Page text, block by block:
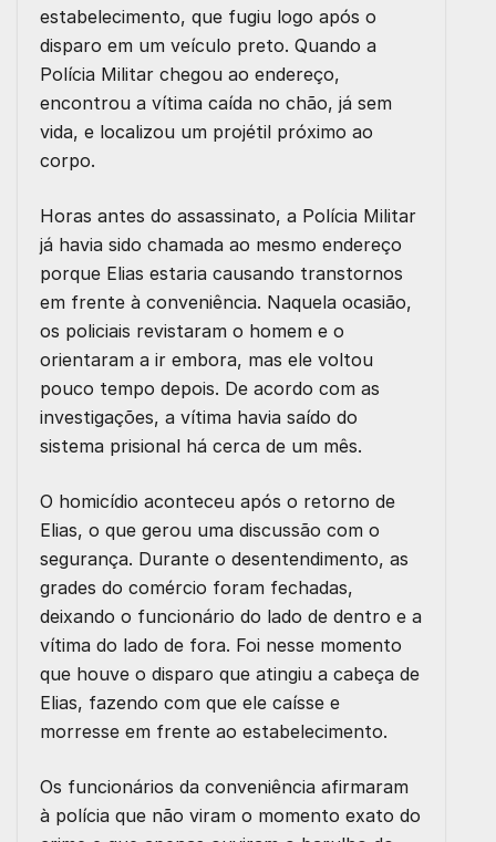
estabelecimento, que fugiu logo após o
disparo em um veículo preto. Quando a
Polícia Militar chegou ao endereço,
encontrou a vítima caída no chão, já sem
vida, e localizou um projétil próximo ao
corpo.
Horas antes do assassinato, a Polícia Militar
já havia sido chamada ao mesmo endereço
porque Elias estaria causando transtornos
em frente à conveniência. Naquela ocasião,
os policiais revistaram o homem e o
orientaram a ir embora, mas ele voltou
pouco tempo depois. De acordo com as
investigações, a vítima havia saído do
sistema prisional há cerca de um mês.
O homicídio aconteceu após o retorno de
Elias, o que gerou uma discussão com o
segurança. Durante o desentendimento, as
grades do comércio foram fechadas,
deixando o funcionário do lado de dentro e a
vítima do lado de fora. Foi nesse momento
que houve o disparo que atingiu a cabeça de
Elias, fazendo com que ele caísse e
morresse em frente ao estabelecimento.
Os funcionários da conveniência afirmaram
à polícia que não viram o momento exato do